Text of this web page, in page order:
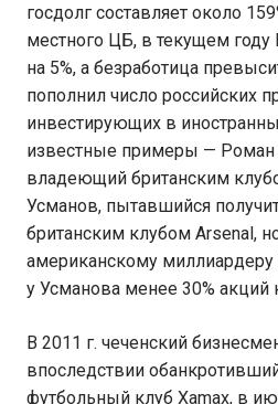
госдолг составляет около
местного ЦБ, в текущем году
на 5%, а безработица
пополнил число российских
инвестирующих в
известные примеры — Роман
владеющий британским
Усманов, пытавшийся
британским клубом Arsenal,
американскому миллиардеру
у Усманова менее 30% акций
В 2011 г. чеченский
впоследствии
футбольный клуб Xamax, в